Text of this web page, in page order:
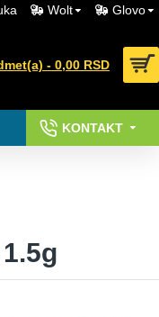
Wolt Glovo
- 0,00 RSD
KONTAKT